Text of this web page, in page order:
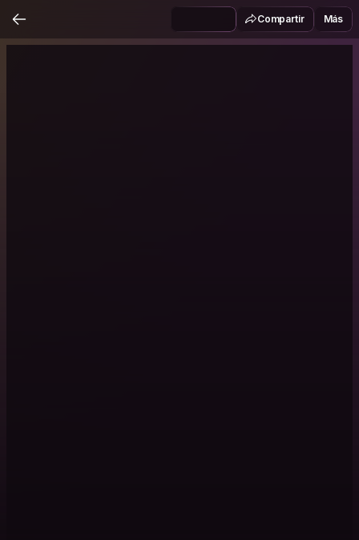
Compartir Más